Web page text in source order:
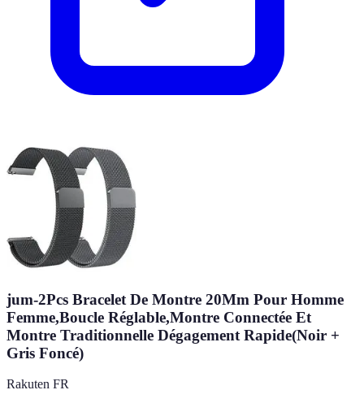
jum-2Pcs Bracelet De Montre 20Mm Pour Homme
Femme,Boucle Réglable,Montre Connectée Et
Montre Traditionnelle Dégagement Rapide(Noir +
Gris Foncé)
Rakuten FR